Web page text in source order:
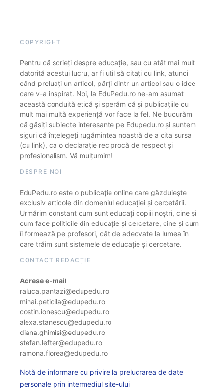
COPYRIGHT
Pentru că scrieți despre educație, sau cu atât mai mult
datorită acestui lucru, ar fi util să citați cu link, atunci
când preluați un articol, părți dintr-un articol sau o idee
care v-a inspirat. Noi, la EduPedu.ro ne-am asumat
această conduită etică și sperăm că și publicațiile cu
mult mai multă experiență vor face la fel. Ne bucurăm
că găsiți subiecte interesante pe Edupedu.ro și suntem
siguri că înțelegeți rugămintea noastră de a cita sursa
(cu link), ca o declarație reciprocă de respect și
profesionalism. Vă mulțumim!
DESPRE NOI
EduPedu.ro este o publicație online care găzduiește
exclusiv articole din domeniul educației și cercetării.
Urmărim constant cum sunt educați copiii noștri, cine și
cum face politicile din educație și cercetare, cine și cum
îi formează pe profesori, cât de adecvate la lumea în
care trăim sunt sistemele de educație și cercetare.
CONTACT REDACȚIE
Adrese e-mail
raluca.pantazi@edupedu.ro
mihai.peticila@edupedu.ro
costin.ionescu@edupedu.ro
alexa.stanescu@edupedu.ro
diana.ghimisi@edupedu.ro
stefan.lefter@edupedu.ro
ramona.florea@edupedu.ro
Notă de informare cu privire la prelucrarea de date
personale prin intermediul site-ului